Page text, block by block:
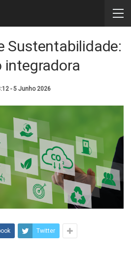
Sustentabilidade:
integradora
- 5 Junho 2026
Twitter